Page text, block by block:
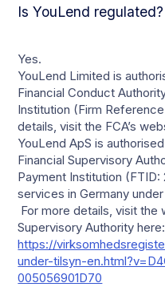
Is YouLend regulated?
Yes.
YouLend Limited is
Financial Conduct
Institution (Firm
details, visit the FCA’s
YouLend ApS is
Financial Supervisory
Payment Institution
services in Germany
For more details, visit the
Supervisory Authority here:
https://
under-tilsyn-
005056901D70